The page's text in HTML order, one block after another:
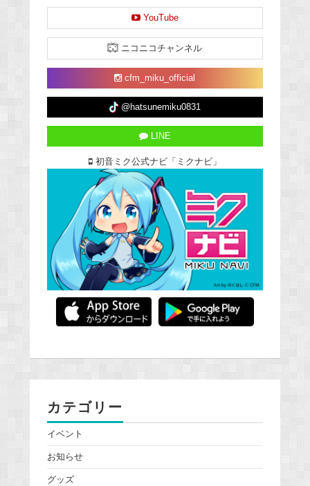
YouTube
ニコニコチャンネル
cfm_miku_official
@hatsunemiku0831
LINE
初音ミク公式ナビ「ミクナビ」
カテゴリー
イベント
お知らせ
グッズ